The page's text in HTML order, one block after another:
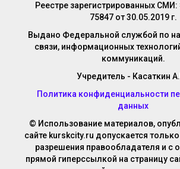
Реестре зарегистрированных
75847 от 30.05.2019 г.
Выдано Федеральной службой по
связи, информационных
коммуникаций.
Учредитель - Касаткин
Политика конфиденциальности
данных
© Использование материалов,
сайте kurskcity.ru допускается
разрешения правообладателя и с
прямой гиперссылкой на страницу